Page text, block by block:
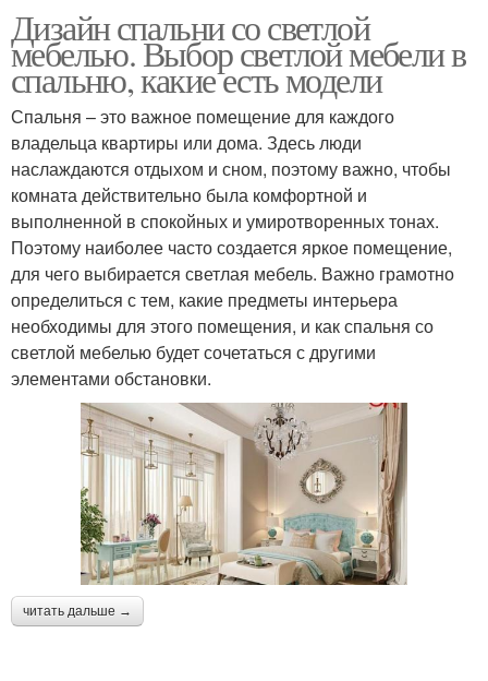
Дизайн спальни со светлой
мебелью. Выбор светлой мебели в
спальню, какие есть модели
Спальня – это важное помещение для каждого
владельца квартиры или дома. Здесь люди
наслаждаются отдыхом и сном, поэтому важно, чтобы
комната действительно была комфортной и
выполненной в спокойных и умиротворенных тонах.
Поэтому наиболее часто создается яркое помещение,
для чего выбирается светлая мебель. Важно грамотно
определиться с тем, какие предметы интерьера
необходимы для этого помещения, и как спальня со
светлой мебелью будет сочетаться с другими
элементами обстановки.
читать дальше →